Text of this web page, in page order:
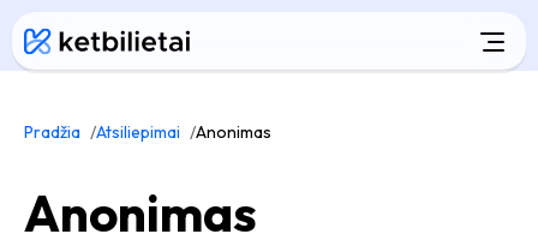
Pradžia Atsiliepimai Anonimas
Anonimas